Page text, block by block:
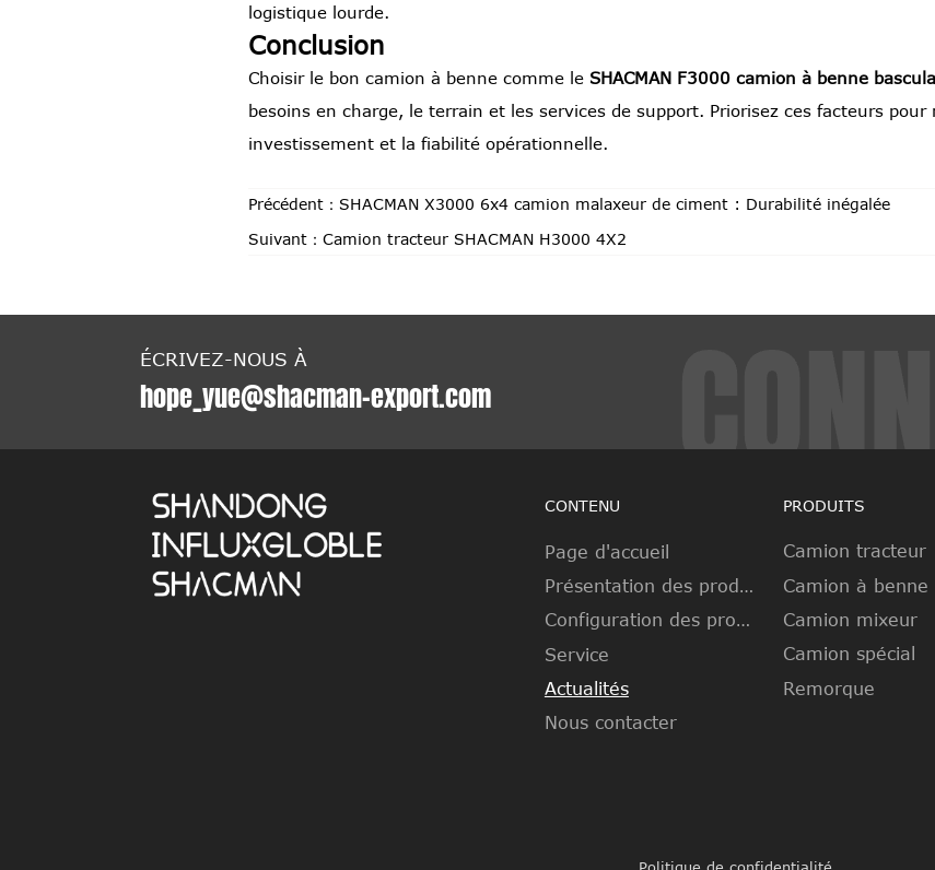
logistique lourde.
Conclusion
Choisir le bon camion à benne comme le SHACMAN F3000 camion à benne
besoins en charge, le terrain et les services de support. Priorisez ces facteurs
investissement et la fiabilité opérationnelle.
Précédent： SHACMAN X3000 6x4 camion malaxeur de ciment : Durabilité inégalée
Suivant： Camion tracteur SHACMAN H3000 4X2
ÉCRIVEZ-NOUS À
hope_yue@shacman-export.com
CONTENU
Page d'accueil
Présentation des produits
Configuration des produits
Service
Actualités
Nous contacter
PRODUITS
Camion tracteur
Camion mixeur
Camion spécial
Remorque